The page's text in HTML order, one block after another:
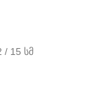
/ 15 სმ